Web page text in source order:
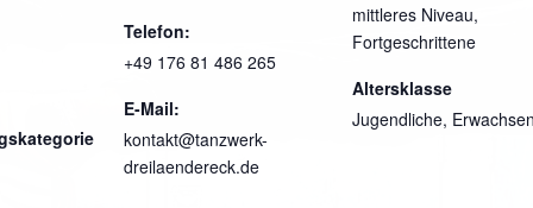
Telefon:
+49 176 81 486 265
E-Mail:
kontakt@tanzwerk-
dreilaendereck.de
mittleres Niveau,
Fortgeschrittene
Altersklasse
Jugendliche,